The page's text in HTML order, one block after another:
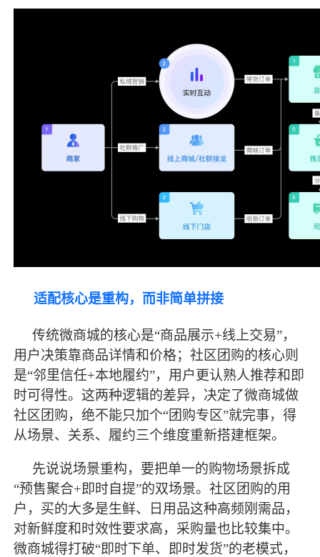
适配核心是重构，而非简单拼接
传统微商城的核心是“商品展示+线上交易”，
用户决策靠商品详情和价格；社区团购的核心则
是“邻里信任+本地履约”，用户更认熟人推荐和即
时可得性。这两种逻辑的差异，决定了微商城做
社区团购，绝不能只加个“团购专区”就完事，得
从场景、关系、履约三个维度重新搭建框架。
先说说场景重构，要把单一的购物场景拆成
“预售聚合+即时自提”的双场景。社区团购的用
户，买的大多是生鲜、日用品这种高频刚需品，
对新鲜度和时效性要求高，采购量也比较集中。
微商城得打破“即时下单、即时发货”的老模式，